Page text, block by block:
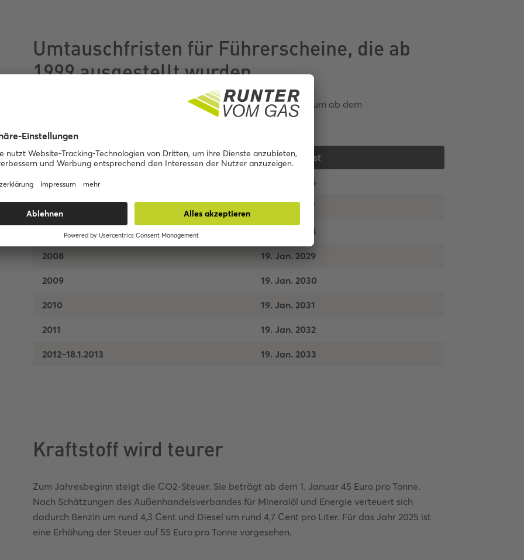
Umtauschfristen für Führerscheine, die ab
1999 ausgestellt wurden
Für den Umtausch von Führerscheinen mit einem Ausstellungsdatum ab dem
1. Januar 1999, ist das Ausstellungsjahr ausschlaggebend.
Ausstellungsjahr Umtauschfrist
1999–2001 19. Jan. 2026
19. Jan. 2027
2005–2007 19. Jan. 2028
2008 19. Jan. 2029
2009 19. Jan. 2030
2010 19. Jan. 2031
2011 19. Jan. 2032
2012–18.1.2013 19. Jan. 2033
Kraftstoff wird teurer
Zum Jahresbeginn steigt die CO2-Steuer. Sie beträgt ab dem 1. Januar 45 Euro pro Tonne.
Nach Schätzungen des Außenhandelsverbandes für Mineralöl und Energie verteuert sich
dadurch Benzin um rund 4,3 Cent und Diesel um rund 4,7 Cent pro Liter. Für das Jahr 2025 ist
eine Erhöhung der Steuer auf 55 Euro pro Tonne vorgesehen.